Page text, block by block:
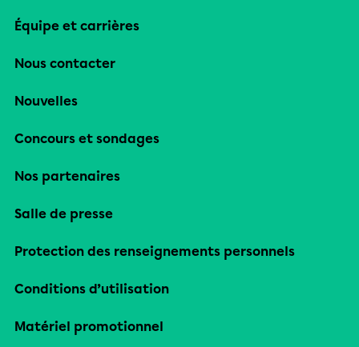
Équipe et carrières
Nous contacter
Nouvelles
Concours et sondages
Nos partenaires
Salle de presse
Protection des renseignements personnels
Conditions d’utilisation
Matériel promotionnel